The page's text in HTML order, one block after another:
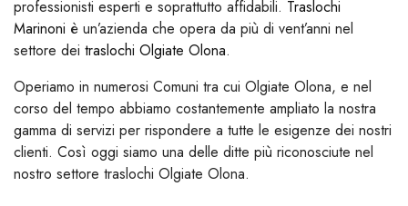
professionisti esperti e soprattutto affidabili. Traslochi
Marinoni è un’azienda che opera da più di vent’anni nel
settore dei traslochi Olgiate Olona.
Operiamo in numerosi Comuni tra cui Olgiate Olona, e nel
corso del tempo abbiamo costantemente ampliato la nostra
gamma di servizi per rispondere a tutte le esigenze dei nostri
clienti. Così oggi siamo una delle ditte più riconosciute nel
nostro settore traslochi Olgiate Olona.